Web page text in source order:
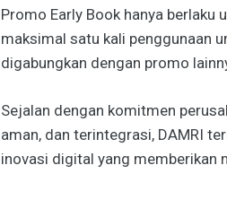
Promo Early Book hanya berlaku
maksimal satu kali penggunaan
digabungkan dengan promo
Sejalan dengan komitmen
aman, dan terintegrasi, DAMRI
inovasi digital yang memberikan